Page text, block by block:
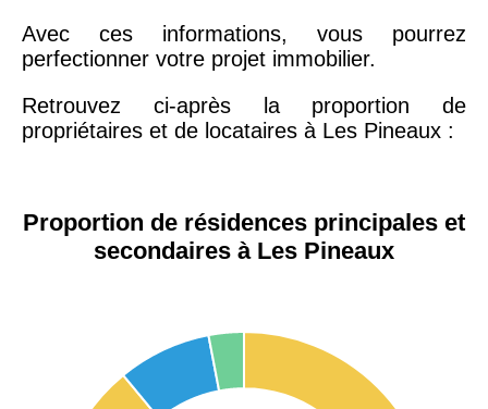
Avec ces informations, vous pourrez
perfectionner votre projet immobilier.
Retrouvez ci-après la proportion de
propriétaires et de locataires à Les Pineaux :
Proportion de résidences principales et
secondaires à Les Pineaux